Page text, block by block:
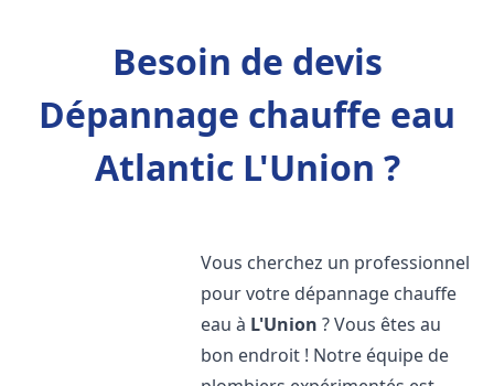
Besoin de devis
Dépannage chauffe eau
Atlantic L'Union ?
Vous cherchez un professionnel
pour votre dépannage chauffe
eau à L'Union ? Vous êtes au
bon endroit ! Notre équipe de